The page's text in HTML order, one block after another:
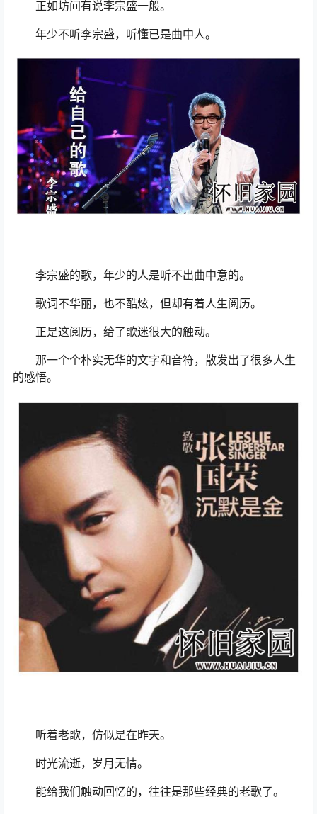
正如坊间有说李宗盛一般。
年少不听李宗盛，听懂已是曲中人。
李宗盛的歌，年少的人是听不出曲中意的。
歌词不华丽，也不酷炫，但却有着人生阅历。
正是这阅历，给了歌迷很大的触动。
那一个个朴实无华的文字和音符，散发出了很多人生
的感悟。
听着老歌，仿似是在昨天。
时光流逝，岁月无情。
能给我们触动回忆的，往往是那些经典的老歌了。